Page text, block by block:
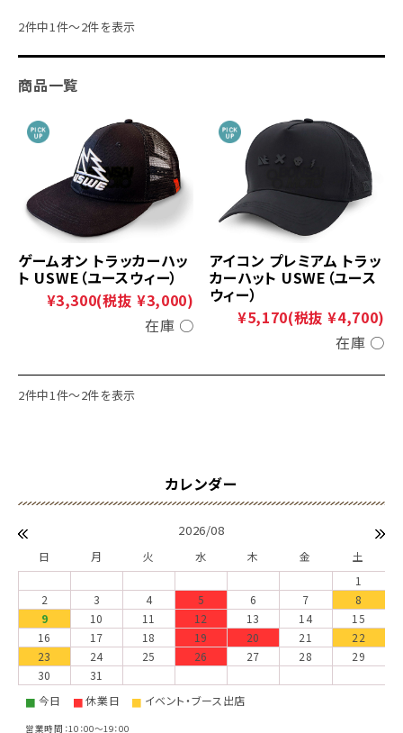
2件中1件～2件を表示
商品一覧
ゲームオン トラッカーハッ
ト USWE（ユースウィー）
¥3,300(税抜 ¥3,000)
在庫 ○
アイコン プレミアム トラッ
カーハット USWE（ユース
ウィー）
¥5,170(税抜 ¥4,700)
在庫 ○
2件中1件～2件を表示
2026/08
日 月 火 水 木 金
土
1
2
3 4 5 6 7
8
9
10 11 12 13 14
15
16
17 18 19 20 21
22
23
24 25 26 27 28
29
30
31
■ 今日 ■休業日 ■ イベント・ブース出店
営業時間：10：00～19：00